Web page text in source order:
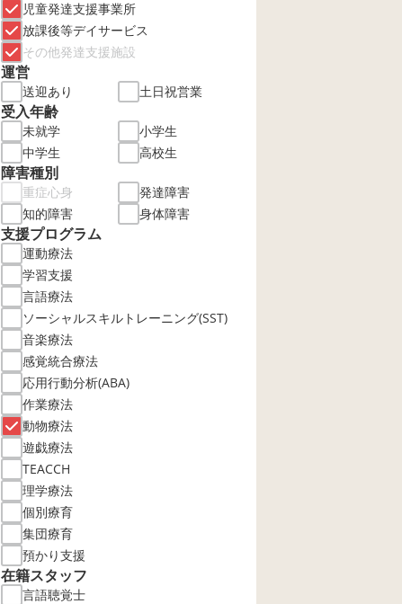
児童発達支援事業所
放課後等デイサービス
その他発達支援施設
運営
送迎あり 土日祝営業
受入年齢
未就学
小学生
中学生
高校生
障害種別
重症心身
発達障害
知的障害
身体障害
支援プログラム
運動療法
学習支援
言語療法
ソーシャルスキルトレーニング(SST)
音楽療法
感覚統合療法
応用行動分析(ABA)
作業療法
動物療法
遊戯療法
TEACCH
理学療法
個別療育
集団療育
預かり支援
在籍スタッフ
言語聴覚士